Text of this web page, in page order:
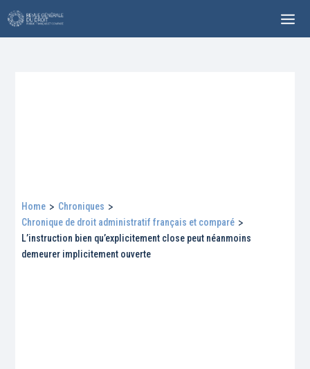
Home > Chroniques >
Chronique de droit administratif français et comparé >
L’instruction bien qu’explicitement close peut néanmoins
demeurer implicitement ouverte